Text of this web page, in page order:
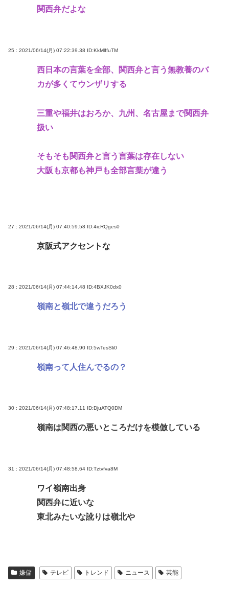
関西弁だよな
25 : 2021/06/14(月) 07:22:39.38 ID:KkMlffuTM
西日本の言葉を全部、関西弁と言う無教養のバ
カが多くてウンザリする
三重や福井はおろか、九州、名古屋まで関西弁
扱い
そもそも関西弁と言う言葉は存在しない
大阪も京都も神戸も全部言葉が違う
27 : 2021/06/14(月) 07:40:59.58 ID:4icRQges0
京阪式アクセントな
28 : 2021/06/14(月) 07:44:14.48 ID:4BXJK0dx0
嶺南と嶺北で違うだろう
29 : 2021/06/14(月) 07:46:48.90 ID:5wTesSli0
嶺南って人住んでるの？
30 : 2021/06/14(月) 07:48:17.11 ID:DjuATQ0DM
嶺南は関西の悪いところだけを模倣している
31 : 2021/06/14(月) 07:48:58.64 ID:Tztvfva8M
ワイ嶺南出身
関西弁に近いな
東北みたいな訛りは嶺北や
嫌儲 テレビ トレンド ニュース 芸能